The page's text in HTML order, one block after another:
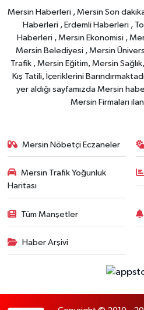
Mersin Haberleri , Mersin Son
Haberleri , Erdemli Haberleri ,
Haberleri , Mersin Ekonomisi ,
Mersin Belediyesi , Mersin
Trafik , Mersin Eğitim, Mersin
Kış Tatili, İçeriklerini
yer aldığı sayfamızda Mersin
Mersin Firmaları
Mersin Nöbetçi Eczaneler
Mersin Trafik Yoğunluk
Haritası
Tüm Manşetler
Haber Arşivi